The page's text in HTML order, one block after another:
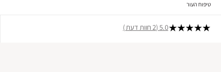
טיפוח העור
5.0 2 חוות דעת